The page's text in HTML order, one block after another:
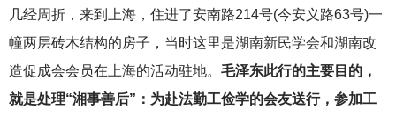
几经周折，来到上海，住进了安南路214号(今安义路63号)一
幢两层砖木结构的房子，当时这里是湖南新民学会和湖南改
造促成会会员在上海的活动驻地。 毛泽东此行的主要目的，
就是处理“湘事善后”：为赴法勤工俭学的会友送行，参加工